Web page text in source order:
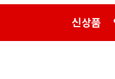
신상품